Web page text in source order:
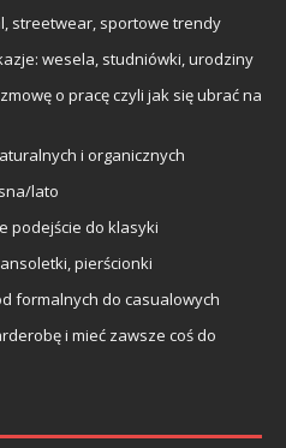
streetwear, sportowe trendy
wesela, studniówki, urodziny
o pracę czyli jak się ubrać na
i organicznych
lato
podejście do klasyki
pierścionki
formalnych do casualowych
i mieć zawsze coś do